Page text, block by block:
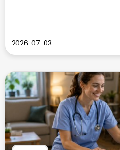
2026. 07. 03.